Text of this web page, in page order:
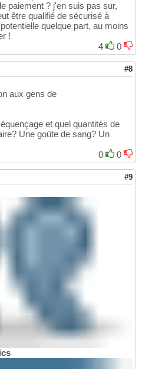
paiement ? j'en suis pas sur,
être qualifié de sécurisé à
quelque part, au moins
!
4
0
#8
aux gens de
et quel quantités de
Une goûte de sang? Un
0
0
#9